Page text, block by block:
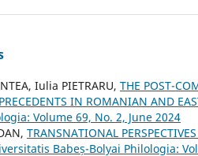
Iulia PIETRARU, THE POST-
IN ROMANIAN AND
Volume 69, No. 2, June 2024
TRANSNATIONAL
Babeș-Bolyai Philologia: